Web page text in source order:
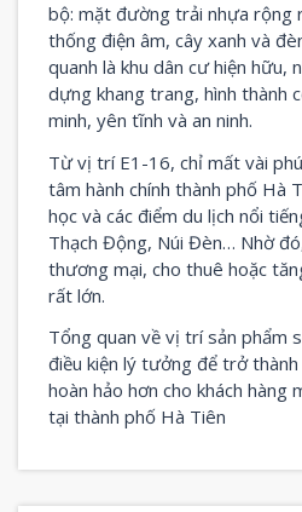
bộ: mặt đường trải nhựa rộng
thống điện âm, cây xanh và
quanh là khu dân cư hiện hữu,
dựng khang trang, hình thành
minh, yên tĩnh và an ninh.
Từ vị trí E1-16, chỉ mất vài
tâm hành chính thành phố Hà
học và các điểm du lịch nổi
Thạch Động, Núi Đèn… Nhờ
thương mại, cho thuê hoặc
rất lớn.
Tổng quan về vị trí sản phẩm
điều kiện lý tưởng để trở
hoàn hảo hơn cho khách hàng
tại thành phố Hà Tiên